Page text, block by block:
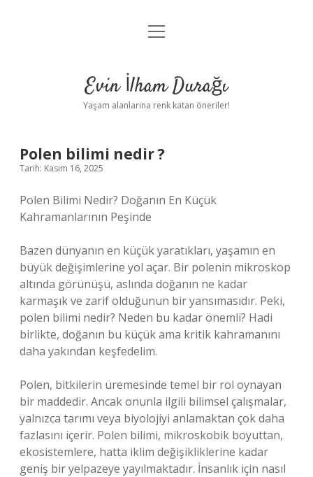
Anasayfa
Yasal Uyarı
menüyü
Evin İlham Durağı
Yaşam alanlarına renk katan öneriler!
Polen bilimi nedir ?
Tarih: Kasım 16, 2025
Polen Bilimi Nedir? Doğanın En Küçük
Kahramanlarının Peşinde
Bazen dünyanın en küçük yaratıkları, yaşamın en
büyük değişimlerine yol açar. Bir polenin mikroskop
altında görünüşü, aslında doğanın ne kadar
karmaşık ve zarif olduğunun bir yansımasıdır. Peki,
polen bilimi nedir? Neden bu kadar önemli? Hadi
birlikte, doğanın bu küçük ama kritik kahramanını
daha yakından keşfedelim.
Polen, bitkilerin üremesinde temel bir rol oynayan
bir maddedir. Ancak onunla ilgili bilimsel çalışmalar,
yalnızca tarımı veya biyolojiyi anlamaktan çok daha
fazlasını içerir. Polen bilimi, mikroskobik boyuttan,
ekosistemlere, hatta iklim değişikliklerine kadar
geniş bir yelpazeye yayılmaktadır. İnsanlık için nasıl